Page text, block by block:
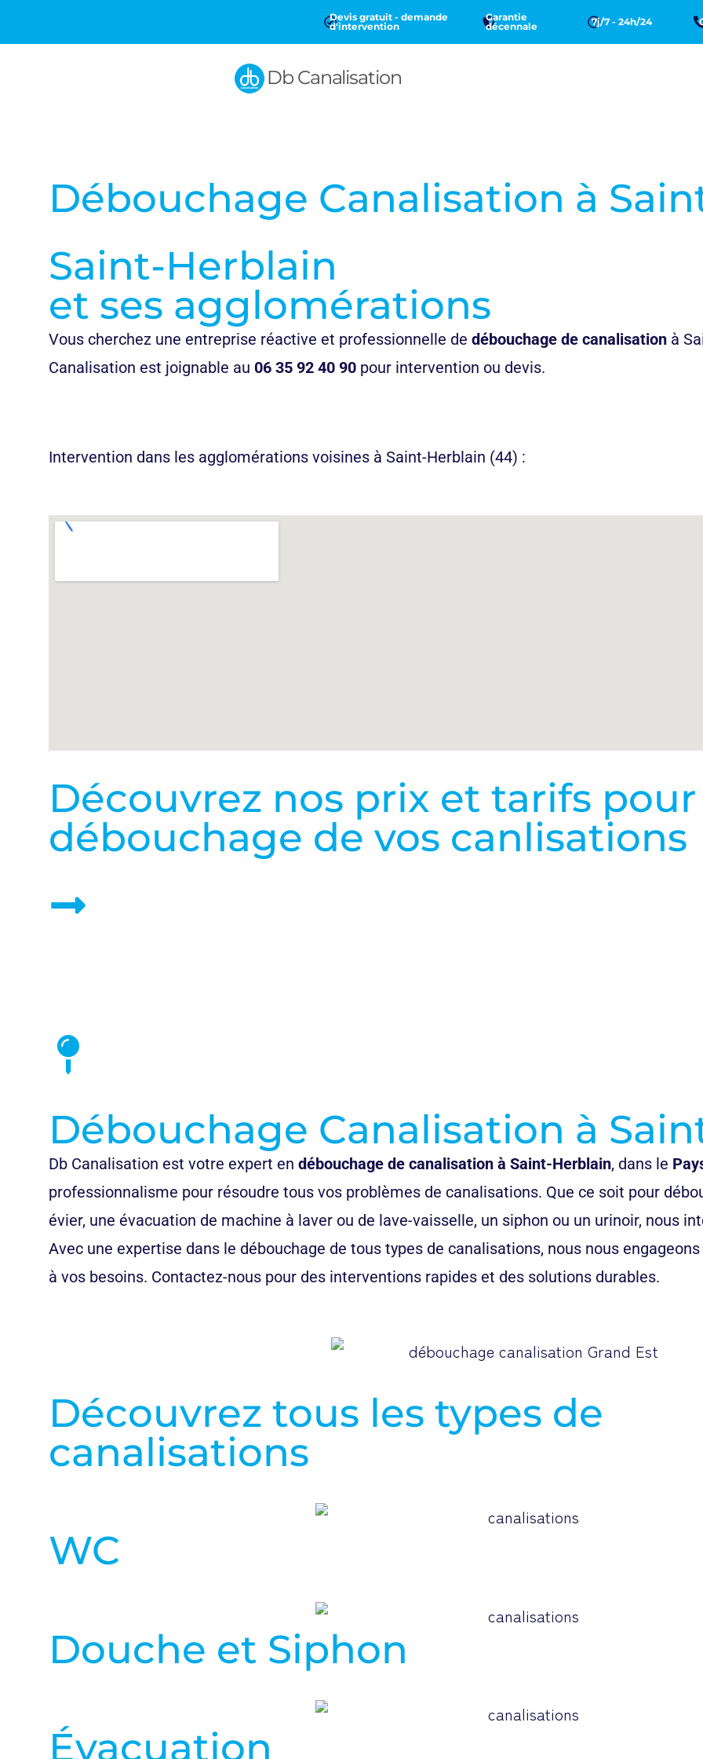
Devis gratuit - demande
d'intervention
Garantie
décennale
7j/7 - 24h/24
Db Canalisation
Débouchage Canalisation à
Saint-Herblain
et ses agglomérations
Vous cherchez une entreprise réactive et professionnelle de débouchage de canalisation à
Canalisation est joignable au 06 35 92 40 90 pour intervention ou devis.
Intervention dans les agglomérations voisines à Saint-Herblain (44) :
Découvrez nos prix et tarifs
débouchage de vos canlisations
Débouchage Canalisation à
Db Canalisation est votre expert en débouchage de canalisation à Saint-Herblain, dans le
professionnalisme pour résoudre tous vos problèmes de canalisations. Que ce soit pour
évier, une évacuation de machine à laver ou de lave-vaisselle, un siphon ou un urinoir, nous
Avec une expertise dans le débouchage de tous types de canalisations, nous nous
à vos besoins. Contactez-nous pour des interventions rapides et des solutions durables.
Découvrez tous les types de
canalisations
WC
Douche et Siphon
Évacuation